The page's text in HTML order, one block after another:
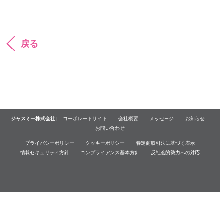
戻る
ジャスミー株式会社| コーポレートサイト 会社概要 メッセージ
お知らせ
お問い合わせ
プライバシーポリシー クッキーポリシー
特定商取引法に基づく表示
情報セキュリティ方針
コンプライアンス基本方針 反社会的勢力への対応